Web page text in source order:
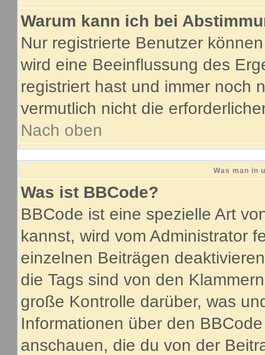
Warum kann ich bei
Nur registrierte Benutzer
wird eine Beeinflussung des
registriert hast und immer noch
vermutlich nicht die
Nach oben
Was man in
Was ist BBCode?
BBCode ist eine spezielle Art
kannst, wird vom Administrator
einzelnen Beiträgen
die Tags sind von den
große Kontrolle darüber, was
Informationen über den
anschauen, die du von der